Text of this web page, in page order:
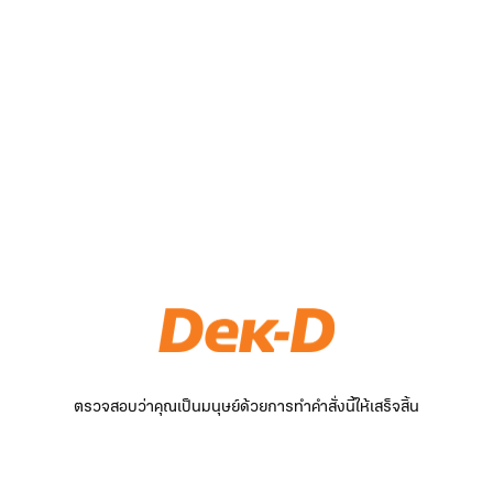
ตรวจสอบว่าคุณเป็นมนุษย์ด้วยการทำคำสั่งนี้ให้เสร็จสิ้น